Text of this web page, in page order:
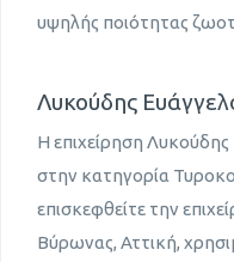
υψηλής ποιότητας
Λυκούδης
Η επιχείρηση Λυκούδης
στην κατηγορία
επισκεφθείτε την
Βύρωνας, Αττική,